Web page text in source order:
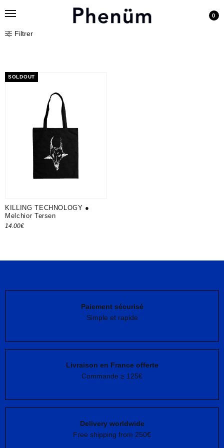
0
Filtrer
SOLDOUT
KILLING TECHNOLOGY ●
Melchior Tersen
14.00€
Paiement sécurisé
Simple et rapide
Livraison en France offerte
Commande ≥ 125€
Delivery worldwide
Free shipping from 250€